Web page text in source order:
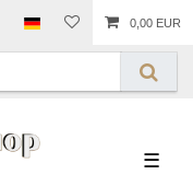
0,00 EUR
☰